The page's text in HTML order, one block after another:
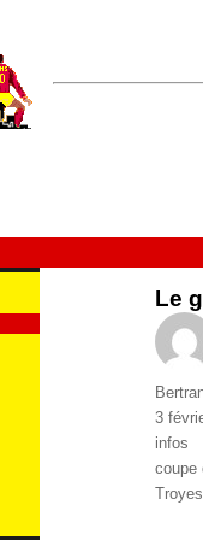
Le
Auteur
Publié
le
3
infos
coupe
Troyes